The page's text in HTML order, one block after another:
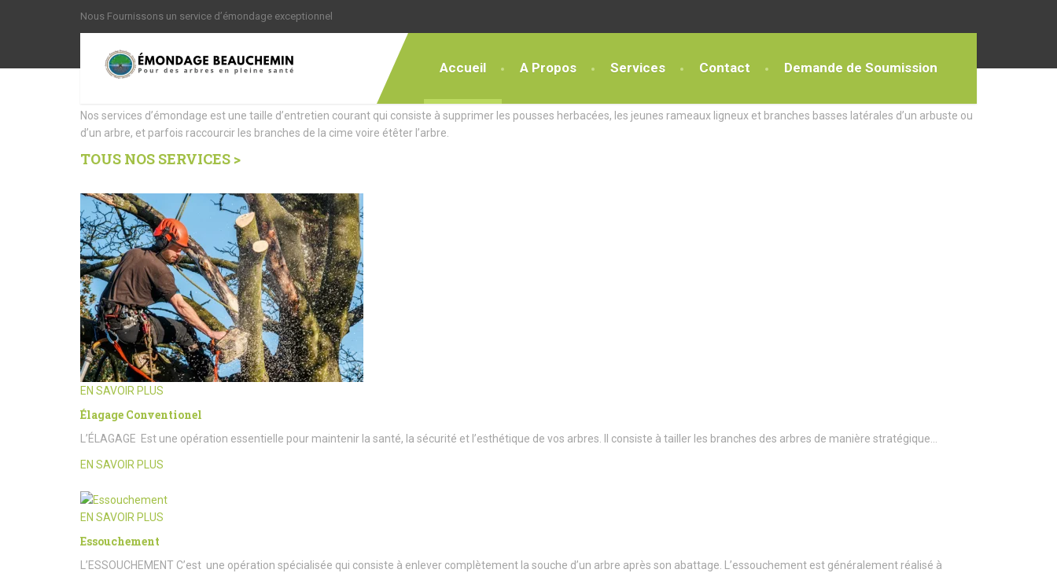
Nous Fournissons un service d’émondage exceptionnel
Accueil A Propos Services Contact Demande de Soumission
Nous offrons des Services Exceptionnels
Nos services d’émondage est une taille d’entretien courant qui consiste à supprimer les pousses herbacées, les jeunes rameaux ligneux et branches basses latérales d’un arbuste ou
d’un arbre, et parfois raccourcir les branches de la cime voire étêter l’arbre.
TOUS NOS SERVICES >
EN SAVOIR PLUS
Élagage Conventionel
L’ÉLAGAGE Est une opération essentielle pour maintenir la santé, la sécurité et l’esthétique de vos arbres. Il consiste à tailler les branches des arbres de manière stratégique…
EN SAVOIR PLUS
EN SAVOIR PLUS
Essouchement
L’ESSOUCHEMENT C’est une opération spécialisée qui consiste à enlever complètement la souche d’un arbre après son abattage. L’essouchement est généralement réalisé à